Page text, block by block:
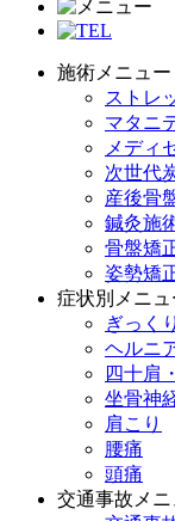
施術メニュー
ストレ
マタニ
メディ
次世代
産後骨
鍼灸施
骨盤矯
姿勢矯
症状別メニュ
ぎっく
ヘルニ
四十肩
坐骨神
肩こり
腰痛
頭痛
交通事故メニ